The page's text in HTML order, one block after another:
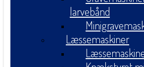
larvebånd
Læssemaskiner